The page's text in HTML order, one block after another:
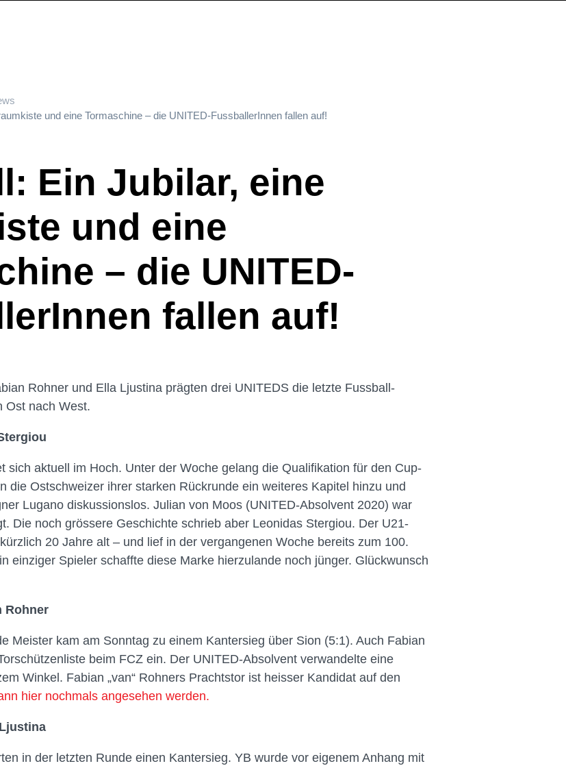
und eine Tormaschine – die UNITED-FussballerInnen fallen auf!
Ein Jubilar, eine
und eine
– die UNITED-
fallen auf!
Rohner und Ella Ljustina prägten drei UNITEDS die letzte Fussball-
Ost nach West.
sich aktuell im Hoch. Unter der Woche gelang die Qualifikation für den Cup-
die Ostschweizer ihrer starken Rückrunde ein weiteres Kapitel hinzu und
Lugano diskussionslos. Julian von Moos (UNITED-Absolvent 2020) war
Die noch grössere Geschichte schrieb aber Leonidas Stergiou. Der U21-
20 Jahre alt – und lief in der vergangenen Woche bereits zum 100.
einziger Spieler schaffte diese Marke hierzulande noch jünger. Glückwunsch
Rohner
Meister kam am Sonntag zu einem Kantersieg über Sion (5:1). Auch Fabian
beim FCZ ein. Der UNITED-Absolvent verwandelte eine
Winkel. Fabian „van“ Rohners Prachtstor ist heisser Kandidat auf den
hier nochmals angesehen werden.
in der letzten Runde einen Kantersieg. YB wurde vor eigenem Anhang mit